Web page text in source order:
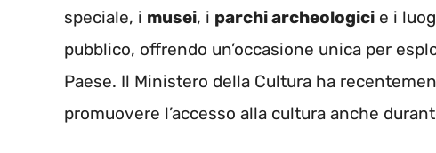
speciale, i musei, i parchi archeologici e i
pubblico, offrendo un’occasione unica per
Paese. Il Ministero della Cultura ha
promuovere l’accesso alla cultura anche